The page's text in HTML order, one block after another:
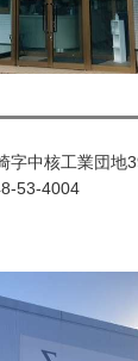
字中核工業団地
53-4004